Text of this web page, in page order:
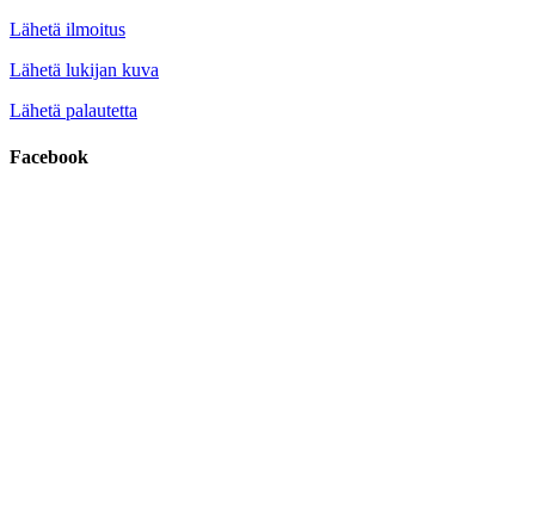
Lähetä ilmoitus
Lähetä lukijan kuva
Lähetä palautetta
Facebook